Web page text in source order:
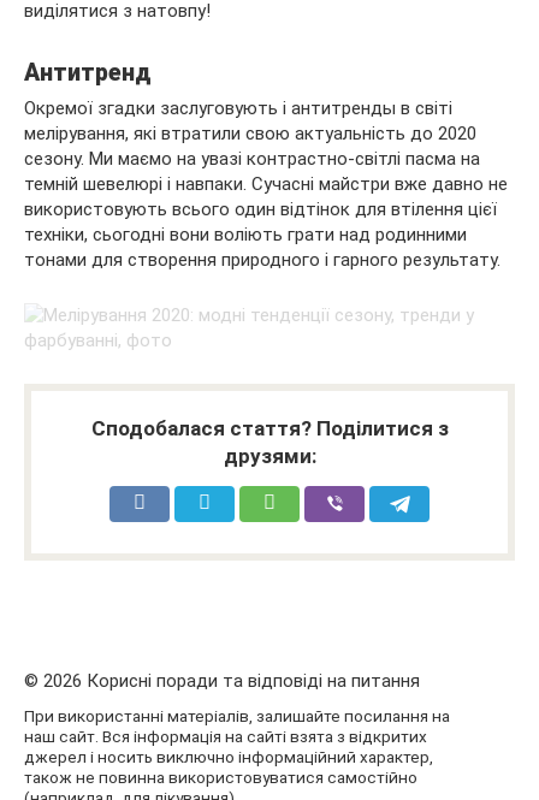
виділятися з натовпу!
Антитренд
Окремої згадки заслуговують і антитренды в світі
мелірування, які втратили свою актуальність до 2020
сезону. Ми маємо на увазі контрастно-світлі пасма на
темній шевелюрі і навпаки. Сучасні майстри вже давно не
використовують всього один відтінок для втілення цієї
техніки, сьогодні вони воліють грати над родинними
тонами для створення природного і гарного результату.
Сподобалася стаття? Поділитися з
друзями:
© 2026 Корисні поради та відповіді на питання
При використанні матеріалів, залишайте посилання на
наш сайт. Вся інформація на сайті взята з відкритих
джерел і носить виключно інформаційний характер,
також не повинна використовуватися самостійно